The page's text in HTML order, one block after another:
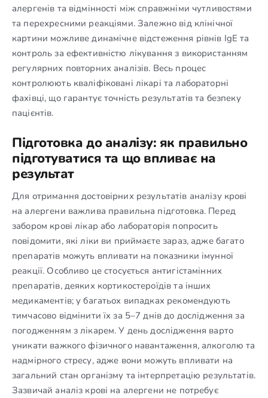
алергенів та відмінності між справжніми чутливостями
та перехресними реакціями. Залежно від клінічної
картини можливе динамічне відстеження рівнів IgE та
контроль за ефективністю лікування з використанням
регулярних повторних аналізів. Весь процес
контролюють кваліфіковані лікарі та лабораторні
фахівці, що гарантує точність результатів та безпеку
пацієнтів.
Підготовка до аналізу: як правильно
підготуватися та що впливає на
результат
Для отримання достовірних результатів аналізу крові
на алергени важлива правильна підготовка. Перед
забором крові лікар або лабораторія попросить
повідомити, які ліки ви приймаєте зараз, адже багато
препаратів можуть впливати на показники імунної
реакції. Особливо це стосується антигістамінних
препаратів, деяких кортикостероїдів та інших
медикаментів; у багатьох випадках рекомендують
тимчасово відмінити їх за 5–7 днів до дослідження за
погодженням з лікарем. У день дослідження варто
уникати важкого фізичного навантаження, алкоголю та
надмірного стресу, адже вони можуть впливати на
загальний стан організму та інтерпретацію результатів.
Зазвичай аналіз крові на алергени не потребує